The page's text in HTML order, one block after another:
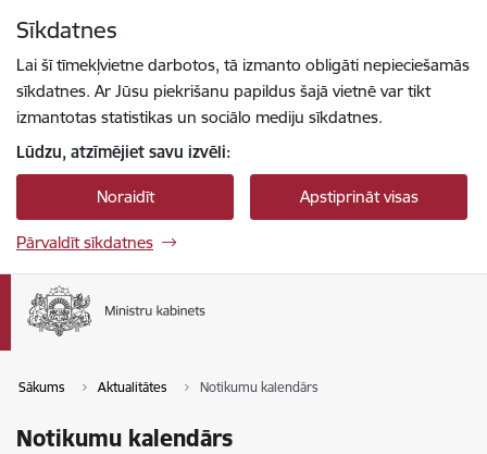
Sīkdatnes
Lai šī tīmekļvietne darbotos, tā izmanto obligāti nepieciešamās
sīkdatnes. Ar Jūsu piekrišanu papildus šajā vietnē var tikt
izmantotas statistikas un sociālo mediju sīkdatnes.
Lūdzu, atzīmējiet savu izvēli:
Noraidīt Apstiprināt visas
Pārvaldīt sīkdatnes
Sākums Aktualitātes Notikumu kalendārs
Notikumu kalendārs